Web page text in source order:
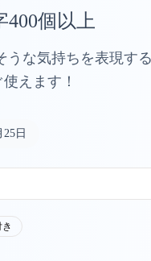
個以上
な気持ちを表現す
えます！
25日